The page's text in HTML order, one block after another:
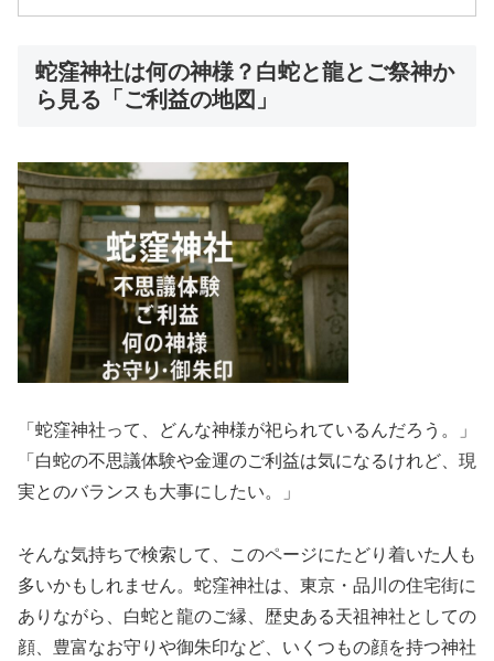
蛇窪神社は何の神様？白蛇と龍とご祭神か
ら見る「ご利益の地図」
「蛇窪神社って、どんな神様が祀られているんだろう。」
「白蛇の不思議体験や金運のご利益は気になるけれど、現
実とのバランスも大事にしたい。」
そんな気持ちで検索して、このページにたどり着いた人も
多いかもしれません。蛇窪神社は、東京・品川の住宅街に
ありながら、白蛇と龍のご縁、歴史ある天祖神社としての
顔、豊富なお守りや御朱印など、いくつもの顔を持つ神社